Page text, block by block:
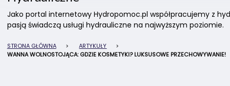
Jako portal internetowy Hydropomoc.pl współpracujemy z
pasją świadczą usługi hydrauliczne na najwyższym poziomie.
STRONA GŁÓWNA > ARTYKUŁY
>
WANNA WOLNOSTOJĄCA: GDZIE KOSMETYKI? LUKSUSOWE PRZECHOWYWANIE!